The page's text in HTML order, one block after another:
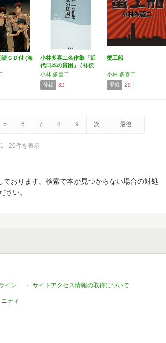
ＣＤ付 (海
小林多喜二名作集「近
代日本の貧困」 (祥伝
社…
小林 多喜二
登録 32
蟹工船
小林 多喜二
登録 29
5 6 7 8 9 次 最後
- 20件を表示
おります。検索で本が見つからない場合の対処
さい。
イン サイトアクセス情報の取得について
ティ